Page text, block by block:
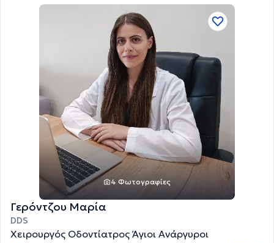
4 Φωτογραφίες
Γερόντζου Μαρία
DDS
Χειρουργός Οδοντίατρος Άγιοι Ανάργυροι